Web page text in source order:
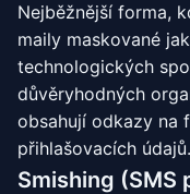
Nejběžnější forma,
maily maskované
technologických
důvěryhodných
obsahují odkazy na
přihlašovacích údajů.
Smishing (SMS